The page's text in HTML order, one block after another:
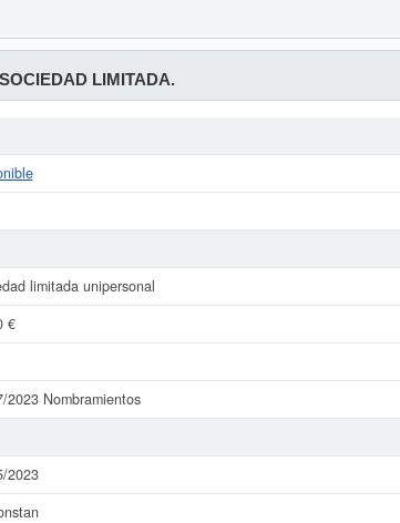
LIMITADA.
limitada unipersonal
€
2023 Nombramientos
2023